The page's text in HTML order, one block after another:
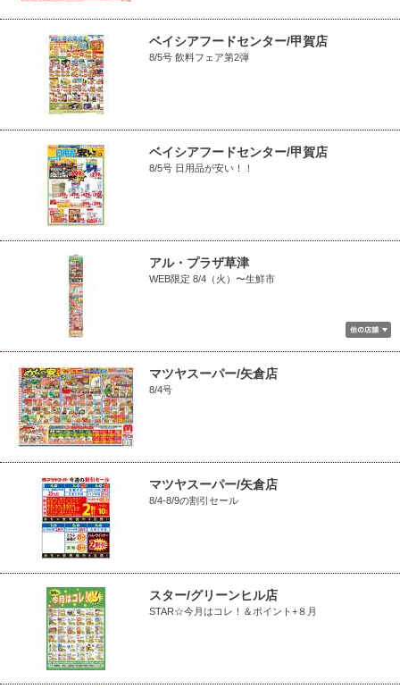
ベイシアフードセンター/甲賀店
8/5号 飲料フェア第2弾
ベイシアフードセンター/甲賀店
8/5号 日用品が安い！！
アル・プラザ草津
WEB限定 8/4（火）〜生鮮市
マツヤスーパー/矢倉店
8/4号
マツヤスーパー/矢倉店
8/4-8/9の割引セール
スター/グリーンヒル店
STAR☆今月はコレ！＆ポイント+８月